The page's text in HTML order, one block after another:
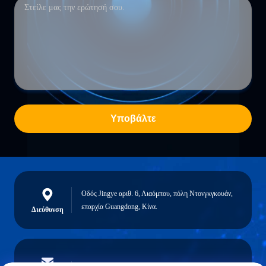
Υποβάλτε
Διεύθυνση
Οδός Jingye αριθ. 6, Λιαόμπου, πόλη Ντονγκγκουάν,
επαρχία Guangdong, Κίνα.